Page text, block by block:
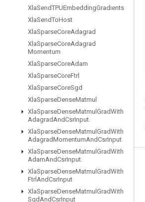
XlaSendTPUEmbeddingGradients
XlaSendToHost
XlaSparseCoreAdagrad
XlaSparseCoreAdagrad
Momentum
XlaSparseCoreAdam
XlaSparseCoreFtrl
XlaSparseCoreSgd
XlaSparseDenseMatmul
XlaSparseDenseMatmul GradWith
AdagradAndCsrInput
XlaSparseDenseMatmul GradWith
AdagradMomentumAndCsrInput
XlaSparseDenseMatmul GradWith
AdamAndCsrInput
XlaSparseDenseMatmul GradWith
Ftrl AndCsrInput
XlaSparseDenseMatmul GradWith
SgdAndCsrInput
Bağlı kalma
Forum